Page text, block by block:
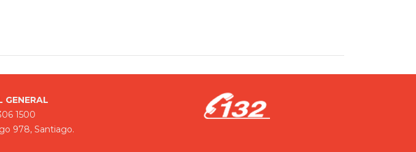
GENERAL
1500
978, Santiago.